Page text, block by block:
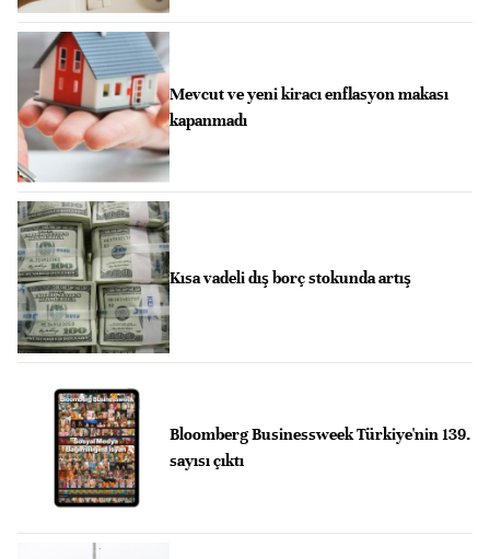
Mevcut ve yeni kiracı enflasyon makası
kapanmadı
Kısa vadeli dış borç stokunda artış
Bloomberg Businessweek Türkiye'nin 139.
sayısı çıktı